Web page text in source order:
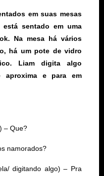
em suas mesas
sentado em uma
Na mesa há vários
há um pote de vidro
Liam digita algo
aproxima e para em
– Que?
namorados?
digitando algo) – Pra